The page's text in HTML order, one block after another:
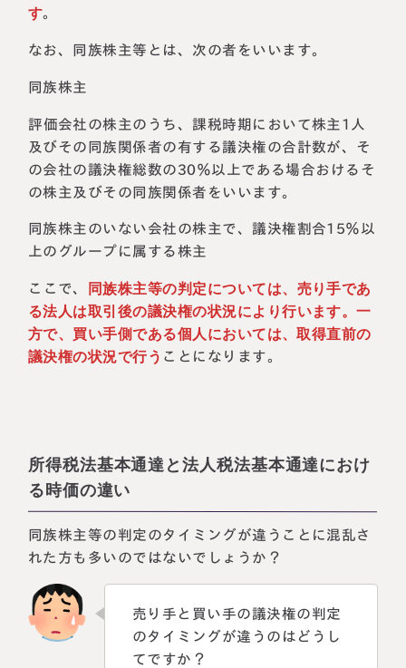
す。
なお、同族株主等とは、次の者をいいます。
同族株主
評価会社の株主のうち、課税時期において株主1人
及びその同族関係者の有する議決権の合計数が、そ
の会社の議決権総数の30％以上である場合おけるそ
の株主及びその同族関係者をいいます。
同族株主のいない会社の株主で、議決権割合15％以
上のグループに属する株主
ここで、 同族株主等の判定については、売り手であ
る法人は取引後の議決権の状況により行います。一
方で、買い手側である個人においては、取得直前の
議決権の状況で行う ことになります。
所得税法基本通達と法人税法基本通達におけ
る時価の違い
同族株主等の判定のタイミングが違うことに混乱さ
れた方も多いのではないでしょうか？
売り手と買い手の議決権の判定
のタイミングが違うのはどうし
てですか？